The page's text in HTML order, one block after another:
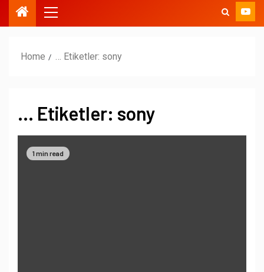
Home … Etiketler: sony
… Etiketler: sony
1 min read